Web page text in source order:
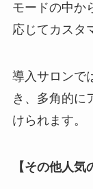
モードの中か
応じてカスタ
導入サロンで
き、多角的に
けられます。
【その他人気